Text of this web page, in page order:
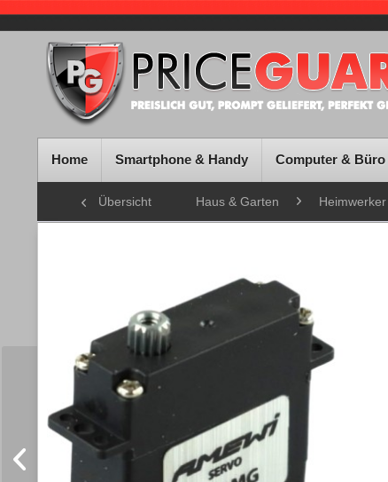
Home Smartphone & Handy Computer & Büro
Übersicht Haus & Garten